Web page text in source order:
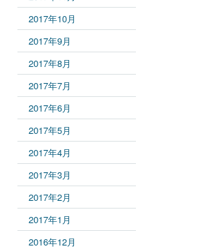
2017年10月
2017年9月
2017年8月
2017年7月
2017年6月
2017年5月
2017年4月
2017年3月
2017年2月
2017年1月
2016年12月